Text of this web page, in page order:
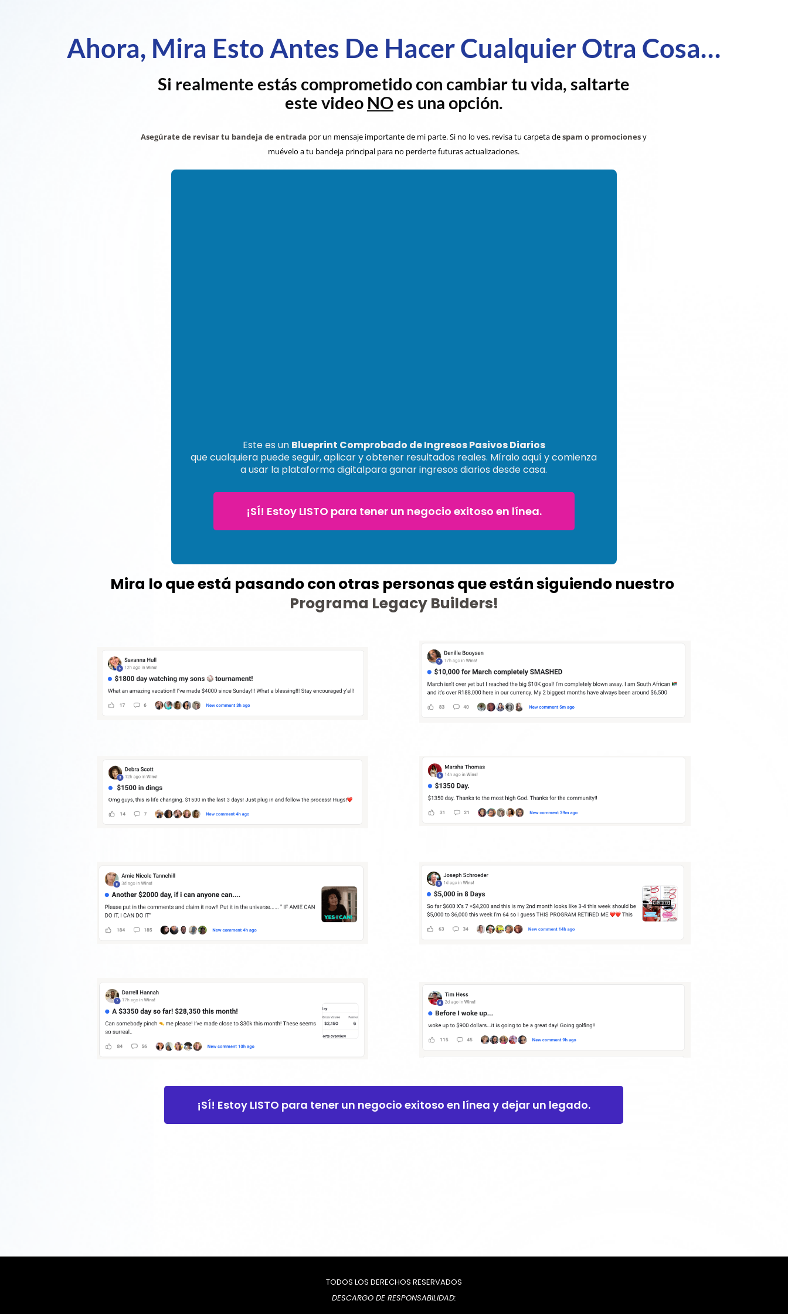
Ahora, Mira Esto Antes De Hacer Cualquier Otra Cosa…
Si realmente estás comprometido con cambiar tu vida, saltarte
este video NOes una opción.
Asegúrate de revisar tu bandeja de entrada por un mensaje importante de mi parte. Si no lo ves, revisa tu carpeta despam o promocionesy
muévelo a tu bandeja principal para no perderte futuras actualizaciones.
Este es un Blueprint Comprobado de Ingresos Pasivos Diarios
que cualquiera puede seguir, aplicar y obtener resultados reales. Míralo aquí y comienza
a usar la plataforma digitalpara ganar ingresos diarios desde casa.
¡SÍ! Estoy LISTO para tener un negocio exitoso en línea.
Mira lo que está pasando con otras personas que están siguiendo nuestro
Programa Legacy Builders!
¡SÍ! Estoy LISTO para tener un negocio exitoso en línea y dejar un legado.
TODOS LOS DERECHOS RESERVADOS
DESCARGO DE RESPONSABILIDAD: